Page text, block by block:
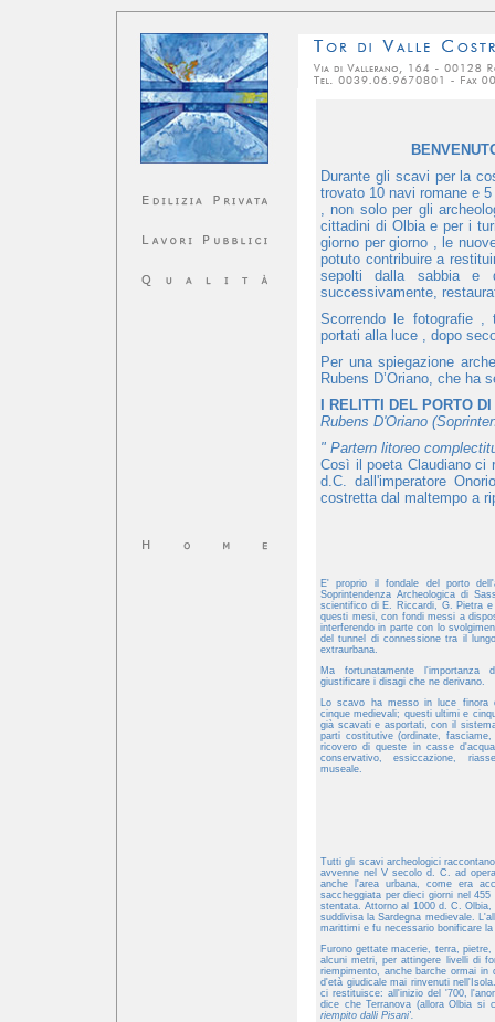
Durante gli scavi per la
trovato 10 navi romane e
, non solo per gli
cittadini di Olbia e per i
giorno per giorno , le
potuto contribuire a
sepolti dalla sabbia e
successivamente,
Scorrendo le fotografie ,
portati alla luce , dopo
Per una spiegazione
Rubens D’Oriano, che ha
I RELITTI DEL PORTO
Rubens D'Oriano
" Partern litoreo
Così il poeta Claudiano ci
d.C. dall'imperatore
costretta dal maltempo a
E' proprio il fondale del porto
Soprintendenza Archeologica di
scientifico di E. Riccardi, G. Pietra
questi mesi, con fondi messi a
interferendo in parte con lo
del tunnel di connessione tra il
extraurbana.
Ma fortunatamente
giustificare i disagi che ne derivano.
Lo scavo ha messo in luce finora
cinque medievali; questi ultimi e
già scavati e asportati, con il
parti costitutive (ordinate,
ricovero di queste in casse
conservativo, essiccazione,
museale.
Tutti gli scavi archeologici
avvenne nel V secolo d. C. ad
anche l'area urbana, come era
saccheggiata per dieci giorni nel
stentata. Attorno al 1000 d. C.
suddivisa la Sardegna medievale.
marittimi e fu necessario bonificare
Furono gettate macerie, terra,
alcuni metri, per attingere livelli di
riempimento, anche barche ormai
d'età giudicale mai rinvenuti
ci restituisce: all'inizio del '700,
dice che Terranova (allora Olbia si
riempito dalli Pisani'.